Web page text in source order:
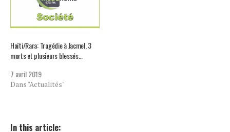
Haïti/Rara: Tragédie à Jacmel, 3
morts et plusieurs blessés…
7 avril 2019
Dans "Actualités"
In this article: